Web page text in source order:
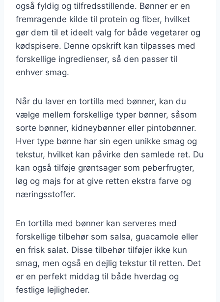
også fyldig og tilfredsstillende. Bønner er en
fremragende kilde til protein og fiber, hvilket
gør dem til et ideelt valg for både vegetarer og
kødspisere. Denne opskrift kan tilpasses med
forskellige ingredienser, så den passer til
enhver smag.
Når du laver en tortilla med bønner, kan du
vælge mellem forskellige typer bønner, såsom
sorte bønner, kidneybønner eller pintobønner.
Hver type bønne har sin egen unikke smag og
tekstur, hvilket kan påvirke den samlede ret. Du
kan også tilføje grøntsager som peberfrugter,
løg og majs for at give retten ekstra farve og
næringsstoffer.
En tortilla med bønner kan serveres med
forskellige tilbehør som salsa, guacamole eller
en frisk salat. Disse tilbehør tilføjer ikke kun
smag, men også en dejlig tekstur til retten. Det
er en perfekt middag til både hverdag og
festlige lejligheder.